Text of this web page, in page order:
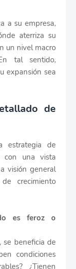
a su empresa,
aterriza su
un nivel macro
tal sentido,
expansión sea
de
estrategia de
con una vista
visión general
crecimiento
es feroz o
se beneficia de
condiciones
¿Tienen